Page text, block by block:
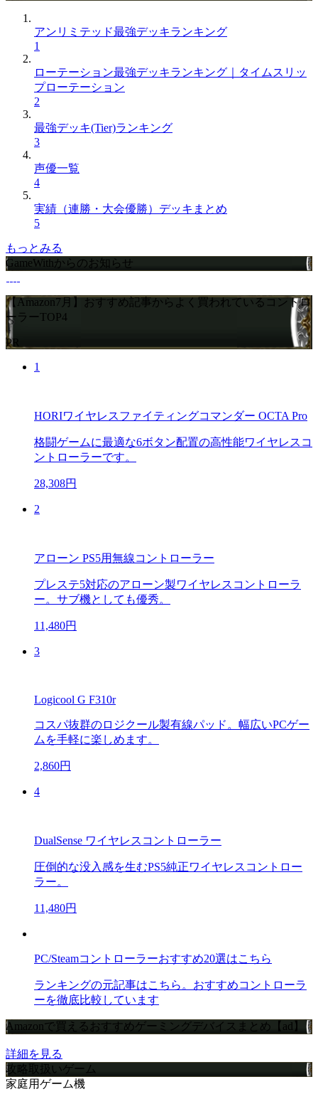
アンリミテッド最強デッキランキング
1
ローテーション最強デッキランキング｜タイムスリッ
プローテーション
2
最強デッキ(Tier)ランキング
3
声優一覧
4
実績（連勝・大会優勝）デッキまとめ
5
もっとみる
GameWithからのお知らせ
【Amazon7月】おすすめ記事からよく買われているコントロ
ーラーTOP4
PR
1
HORIワイヤレスファイティングコマンダー OCTA Pro
格闘ゲームに最適な6ボタン配置の高性能ワイヤレスコ
ントローラーです。
28,308円
2
アローン PS5用無線コントローラー
プレステ5対応のアローン製ワイヤレスコントローラ
ー。サブ機としても優秀。
11,480円
3
Logicool G F310r
コスパ抜群のロジクール製有線パッド。幅広いPCゲー
ムを手軽に楽しめます。
2,860円
4
DualSense ワイヤレスコントローラー
圧倒的な没入感を生むPS5純正ワイヤレスコントロー
ラー。
11,480円
PC/Steamコントローラーおすすめ20選はこちら
ランキングの元記事はこちら。おすすめコントローラ
ーを徹底比較しています
Amazonで買えるおすすめゲーミングデバイスまとめ【ad】
詳細を見る
攻略取扱いゲーム
家庭用ゲーム機